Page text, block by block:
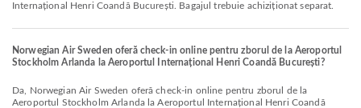
Internațional Henri Coandă București. Bagajul trebuie achiziționat separat.
Norwegian Air Sweden oferă check-in online pentru zborul de la Aeroportul
Stockholm Arlanda la Aeroportul Internațional Henri Coandă București?
Da, Norwegian Air Sweden oferă check-in online pentru zborul de la
Aeroportul Stockholm Arlanda la Aeroportul Internațional Henri Coandă